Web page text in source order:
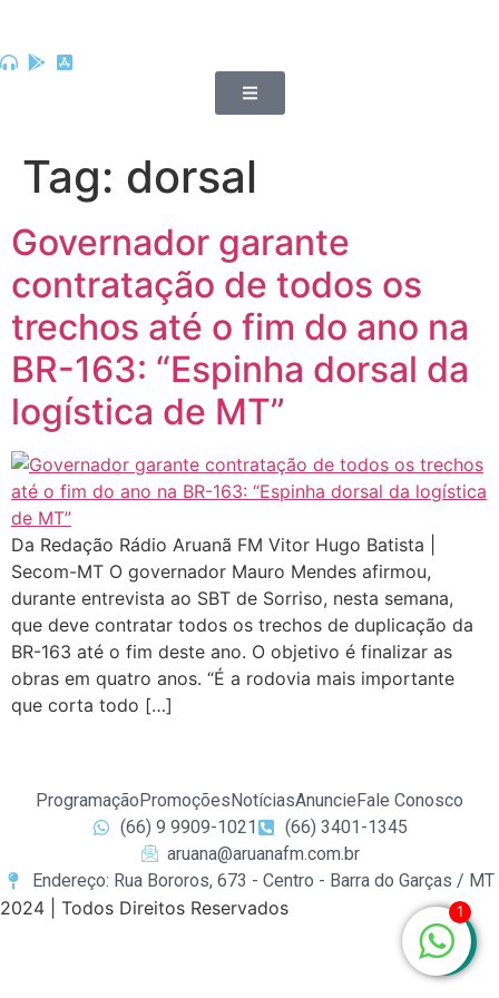
Tag: dorsal
Governador garante
contratação de todos os
trechos até o fim do ano na
BR-163: “Espinha dorsal da
logística de MT”
Da Redação Rádio Aruanã FM Vitor Hugo Batista |
Secom-MT O governador Mauro Mendes afirmou,
durante entrevista ao SBT de Sorriso, nesta semana,
que deve contratar todos os trechos de duplicação da
BR-163 até o fim deste ano. O objetivo é finalizar as
obras em quatro anos. “É a rodovia mais importante
que corta todo […]
Programação Promoções NotíciasAnuncie Fale Conosco
(66) 9 9909-1021
(66) 3401-1345
aruana@aruanafm.com.br
Endereço: Rua Bororos, 673 - Centro - Barra do Garças / MT
2024 | Todos Direitos Reservados 1
casibom giriş casibom